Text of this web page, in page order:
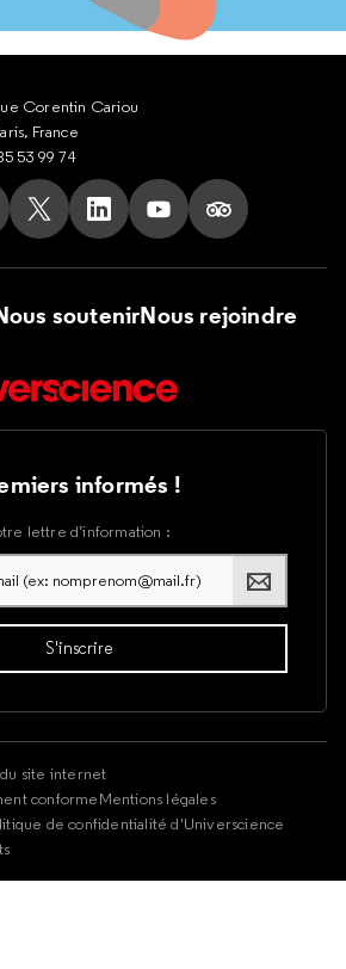
Corentin Cariou
France
53 99 74
sur Facebook
nous sur Tik Tok
Suivez nous sur X
Suivez nous sur LinkedIn
Suivez nous sur
Suivez nous
soutenirNous rejoindre
informés !
lettre d’information :
site internet
conformeMentions légales
de confidentialité d'Universcience